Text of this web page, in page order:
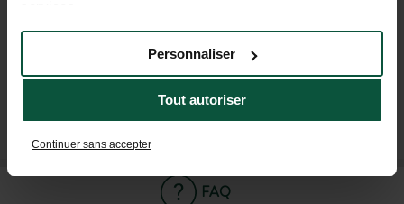
Tout autoriser
Personnaliser
Continuer sans accepter
FAQ